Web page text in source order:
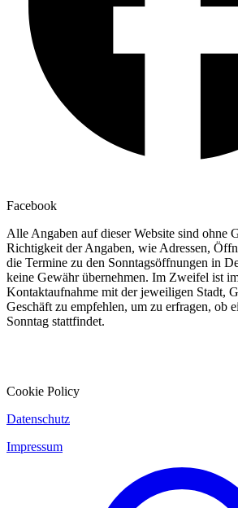
Facebook
Alle Angaben auf dieser Website sind ohne
Richtigkeit der Angaben, wie Adressen,
die Termine zu den Sonntagsöffnungen in
keine Gewähr übernehmen. Im Zweifel ist
Kontaktaufnahme mit der jeweiligen Stadt,
Geschäft zu empfehlen, um zu erfragen, ob
Sonntag stattfindet.
Cookie Policy
Datenschutz
Impressum